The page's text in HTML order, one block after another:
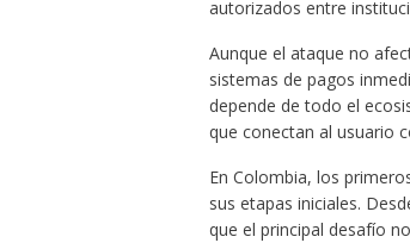
autorizados entre
Aunque el ataque no
sistemas de pagos
depende de todo el
que conectan al usuario
En Colombia, los
sus etapas iniciales.
que el principal desafío